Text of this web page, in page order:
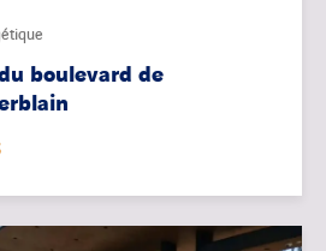
boulevard de